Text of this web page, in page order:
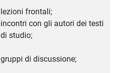
lezioni frontali;
incontri con gli autori dei testi
di studio;
gruppi di discussione;